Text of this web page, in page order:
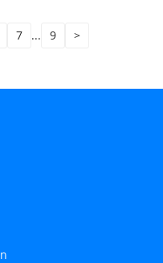
7 ... 9 >